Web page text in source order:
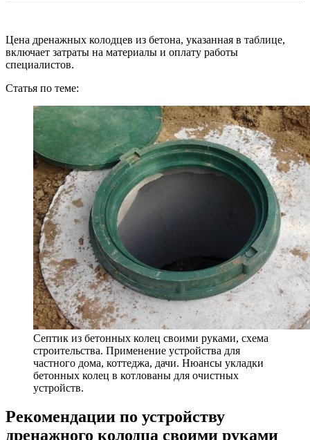
Цена дренажных колодцев из бетона, указанная в таблице,
включает затраты на материалы и оплату работы
специалистов.
Статья по теме:
Септик из бетонных колец своими руками, схема
строительства. Применение устройства для
частного дома, коттеджа, дачи. Нюансы укладки
бетонных колец в котлованы для очистных
устройств.
Рекомендации по устройству
дренажного колодца своими руками